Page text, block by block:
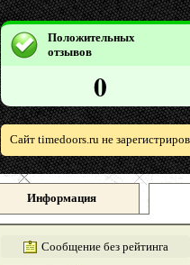
Положительных
отзывов
0
Сайт timedoors.ru не
Информация
Сообщение без рейтинга